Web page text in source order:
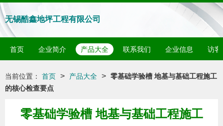
无锡酷鑫地坪工程有限公司
首页 企业简介 产品大全 联系我们 企业信息 访客
当前位置： 首页 > 产品大全 > 零基础学验槽 地基与基础工程施工
的核心检查要点
零基础学验槽 地基与基础工程施工